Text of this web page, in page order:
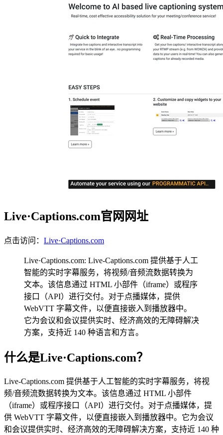
Live·Captions.com官网网址
点击访问： Live·Captions.com
Live·Captions.com: Live-Captions.com 提供基于人工
智能的实时字幕服务，将视频/音频流数据转换为
文本。该信息通过 HTML 小部件（iframe）或程序
接口（API）进行交付。对于点播媒体，提供
WebVTT 字幕文件，以便直接嵌入到播放器中。
它为会议和会议提供实时、经济高效的无障碍解决
方案，支持近 140 种语言和方言。
什么是Live·Captions.com？
Live-Captions.com 提供基于人工智能的实时字幕服务，将视
频/音频流数据转换为文本。该信息通过 HTML 小部件
（iframe）或程序接口（API）进行交付。对于点播媒体，提
供 WebVTT 字幕文件，以便直接嵌入到播放器中。它为会议
和会议提供实时、经济高效的无障碍解决方案，支持近 140 种